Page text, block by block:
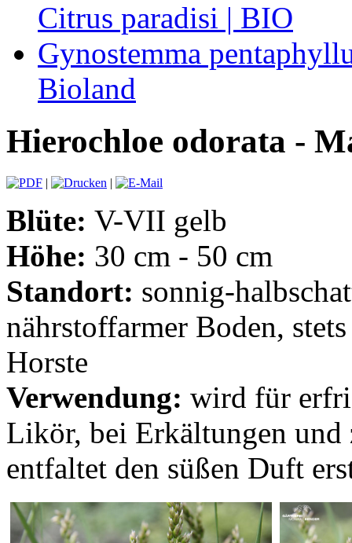
Citrus paradisi | BIO
Gynostemma
Bioland
Hierochloe odorata -
| |
Blüte: V-VII gelb
Höhe: 30 cm - 50 cm
Standort: sonnig-
nährstoffarmer Boden,
Horste
Verwendung: wird für
Likör, bei Erkältungen und
entfaltet den süßen Duft